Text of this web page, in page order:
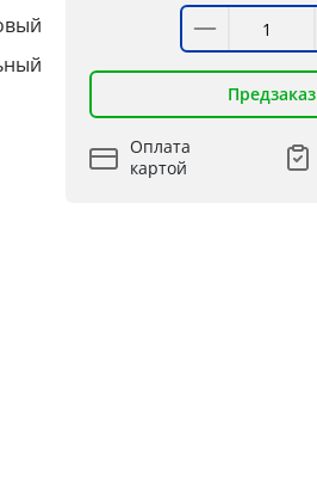
Предзаказ
Оплата
картой